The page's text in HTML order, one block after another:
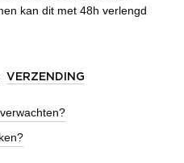
kan dit met 48h verlengd
VERZENDING